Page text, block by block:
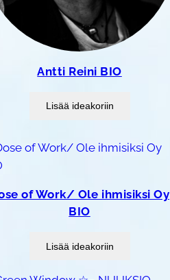
Antti Reini BIO
Lisää ideakoriin
of Work/ Ole ihmisiksi Oy
BIO
Lisää ideakoriin